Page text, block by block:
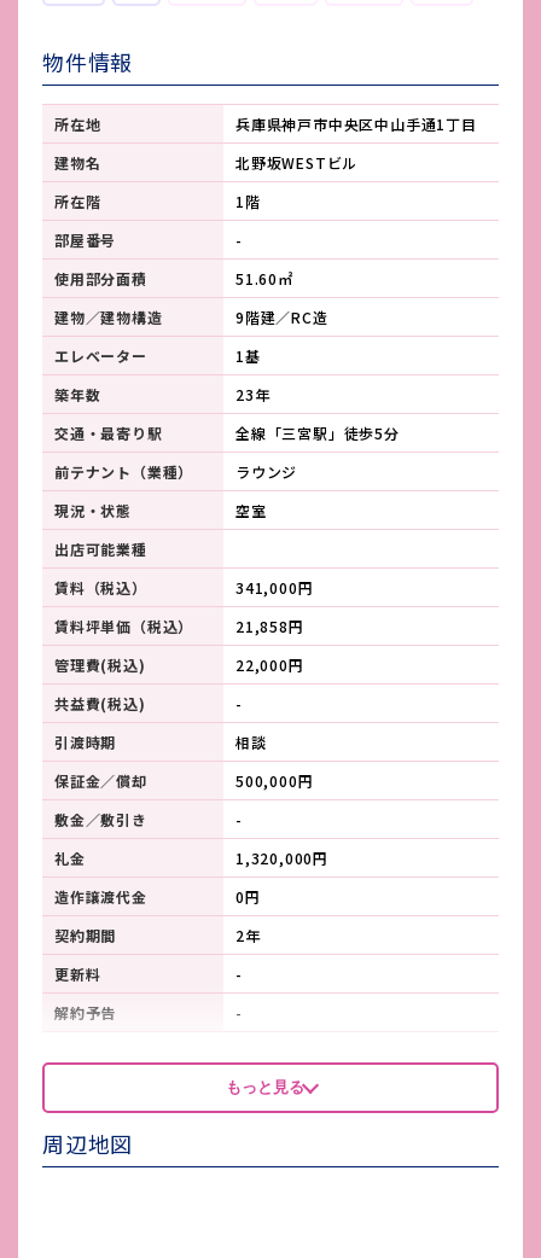
物件情報
所在地
兵庫県神戸市中央区中山手通1丁目
建物名
北野坂WESTビル
所在階
1階
部屋番号
-
使用部分面積
51.60㎡
建物／建物構造
9階建／RC造
エレベーター
1基
築年数
23年
交通・最寄り駅
全線「三宮駅」徒歩5分
前テナント（業種）
ラウンジ
現況・状態
空室
出店可能業種
賃料（税込）
341,000円
賃料坪単価（税込）
21,858円
管理費(税込)
22,000円
共益費(税込)
-
引渡時期
相談
保証金／償却
500,000円
敷金／敷引き
-
礼金
1,320,000円
造作譲渡代金
0円
契約期間
2年
更新料
-
解約予告
-
看板製作費
-
看板使用料・
維持管理費
-
鍵交換費
-
もっと見る
周辺地図